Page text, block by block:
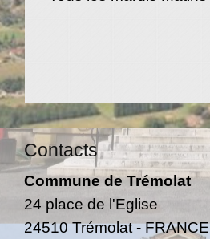
Contacts
Commune de Trémolat
24 place de l'Eglise
24510 Trémolat - FRANCE